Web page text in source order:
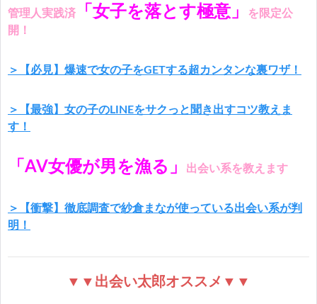
管理人実践済 「女子を落とす極意」
を限定公
開！
＞【必見】爆速で女の子をGETする超カンタンな裏ワザ！
＞【最強】女の子のLINEをサクっと聞き出すコツ教えま
す！
「AV女優が男を漁る」 出会い系を教えます
＞【衝撃】徹底調査で紗倉まなが使っている出会い系が判
明！
▼▼出会い太郎オススメ▼▼